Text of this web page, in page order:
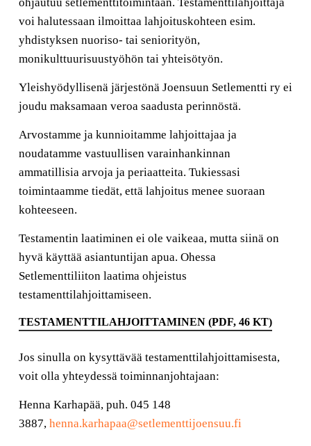
voi halutessaan ilmoittaa lahjoituskohteen esim.
yhdistyksen nuoriso- tai seniorityön,
monikulttuurisuustyöhön tai yhteisötyön.
Yleishyödyllisenä järjestönä Joensuun Setlementti ry ei
joudu maksamaan veroa saadusta perinnöstä.
Arvostamme ja kunnioitamme lahjoittajaa ja
noudatamme vastuullisen varainhankinnan
ammatillisia arvoja ja periaatteita. Tukiessasi
toimintaamme tiedät, että lahjoitus menee suoraan
kohteeseen.
Testamentin laatiminen ei ole vaikeaa, mutta siinä on
hyvä käyttää asiantuntijan apua. Ohessa
Setlementtiliiton laatima ohjeistus
testamenttilahjoittamiseen.
TESTAMENTTILAHJOITTAMINEN (PDF, 46 KT)
Jos sinulla on kysyttävää testamenttilahjoittamisesta,
voit olla yhteydessä toiminnanjohtajaan:
Henna Karhapää, puh. 045 148
3887, henna.karhapaa@setlementtijoensuu.fi